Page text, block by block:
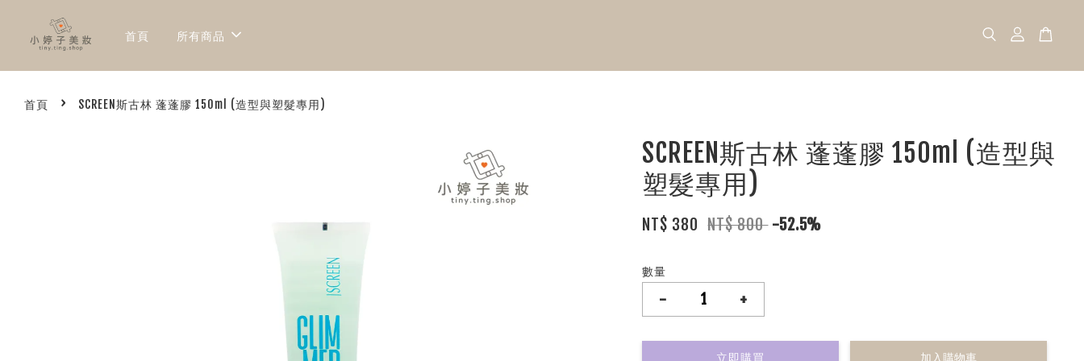
首頁 所有商品
首頁 › SCREEN斯古林 蓬蓬膠 150ml (造型與塑髮專用)
SCREEN斯古林 蓬蓬膠 150ml (造型與
塑髮專用)
NT$ 380 NT$ 800 -52.5%
數量
- +
立即購買 加入購物車